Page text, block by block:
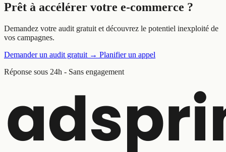
Prêt à accélérer votre e-commerce ?
Demandez votre audit gratuit et découvrez le potentiel inexploité de
vos campagnes.
Demander un audit gratuit → Planifier un appel
Réponse sous 24h - Sans engagement